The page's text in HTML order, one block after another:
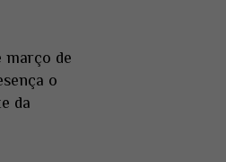
março de
o
da